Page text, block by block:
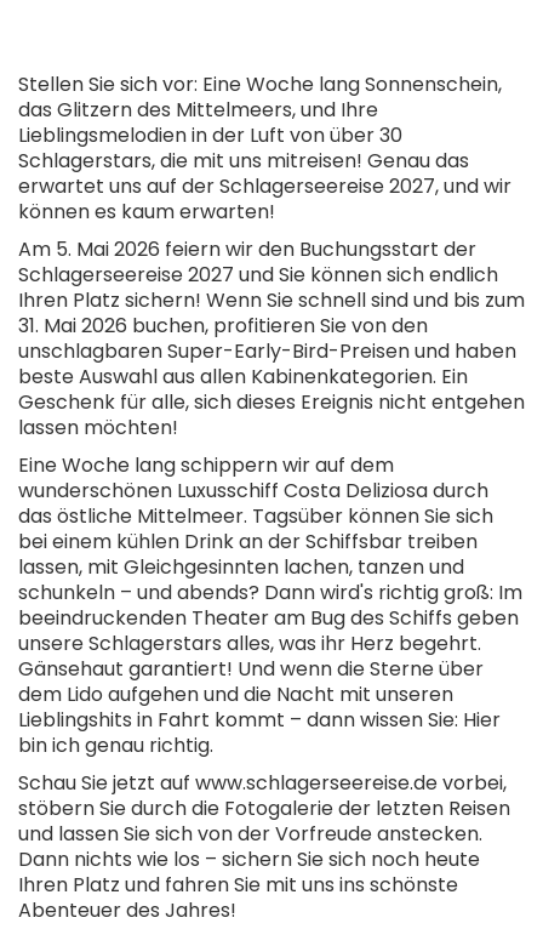
Stellen Sie sich vor: Eine Woche lang Sonnenschein,
das Glitzern des Mittelmeers, und Ihre
Lieblingsmelodien in der Luft von über 30
Schlagerstars, die mit uns mitreisen! Genau das
erwartet uns auf der Schlagerseereise 2027, und wir
können es kaum erwarten!
Am 5. Mai 2026 feiern wir den Buchungsstart der
Schlagerseereise 2027 und Sie können sich endlich
Ihren Platz sichern! Wenn Sie schnell sind und bis zum
31. Mai 2026 buchen, profitieren Sie von den
unschlagbaren Super-Early-Bird-Preisen und haben
beste Auswahl aus allen Kabinenkategorien. Ein
Geschenk für alle, sich dieses Ereignis nicht entgehen
lassen möchten!
Eine Woche lang schippern wir auf dem
wunderschönen Luxusschiff Costa Deliziosa durch
das östliche Mittelmeer. Tagsüber können Sie sich
bei einem kühlen Drink an der Schiffsbar treiben
lassen, mit Gleichgesinnten lachen, tanzen und
schunkeln – und abends? Dann wird's richtig groß: Im
beeindruckenden Theater am Bug des Schiffs geben
unsere Schlagerstars alles, was ihr Herz begehrt.
Gänsehaut garantiert! Und wenn die Sterne über
dem Lido aufgehen und die Nacht mit unseren
Lieblingshits in Fahrt kommt – dann wissen Sie: Hier
bin ich genau richtig.
Schau Sie jetzt auf www.schlagerseereise.de vorbei,
stöbern Sie durch die Fotogalerie der letzten Reisen
und lassen Sie sich von der Vorfreude anstecken.
Dann nichts wie los – sichern Sie sich noch heute
Ihren Platz und fahren Sie mit uns ins schönste
Abenteuer des Jahres!